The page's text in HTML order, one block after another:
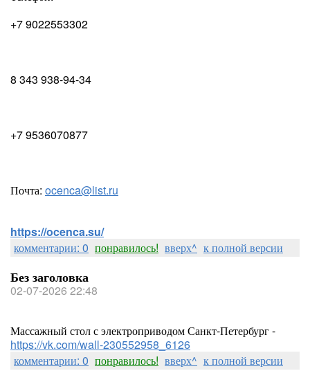
+7 9022553302
8 343 938-94-34
+7 9536070877
Почта: ocenca@list.ru
https://ocenca.su/
комментарии: 0 понравилось! вверх^ к полной версии
Без заголовка
02-07-2026 22:48
Массажный стол с электроприводом Санкт-Петербург -
https://vk.com/wall-230552958_6126
комментарии: 0 понравилось! вверх^ к полной версии